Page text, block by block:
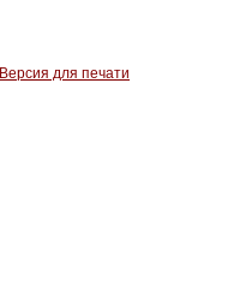
Версия для печати